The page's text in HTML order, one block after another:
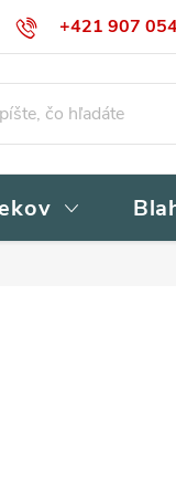
+421 907
Obchodné podmienky